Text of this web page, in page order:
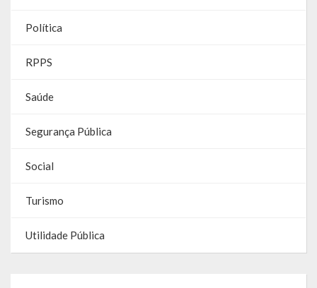
Editais de Licitações
LicitaCon Cidadão
Prestação de Contas
Demonstrativos Contábeis
Legislação
Política
RPPS
Saúde
Segurança Pública
Social
Turismo
Utilidade Pública